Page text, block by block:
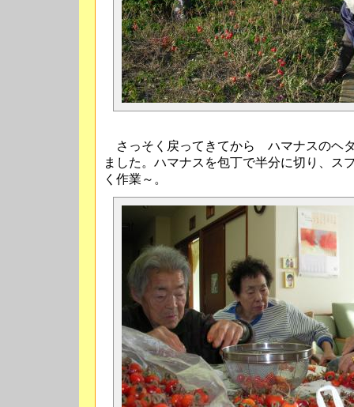
さっそく戻ってきてから ハマナスのヘ
ました。ハマナスを包丁で半分に切り、ス
く作業～。